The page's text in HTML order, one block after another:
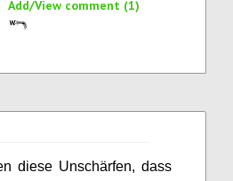
Add/View comment (1)
diese Unschärfen, dass